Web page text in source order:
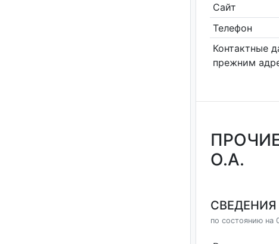
Сайт
Телефон
Контактные
прежним
О.А.
по состоянию на